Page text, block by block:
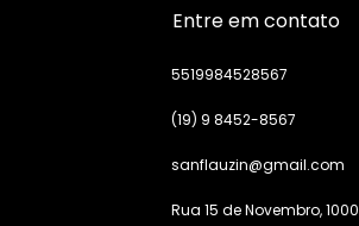
Entre em contato
5519984528567
(19) 9 8452-8567
sanflauzin@gmail.com
Rua 15 de Novembro, 1000